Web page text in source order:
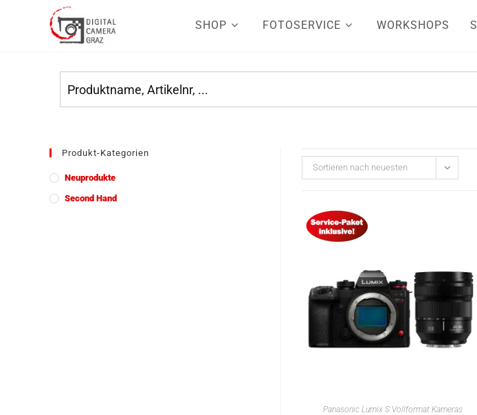
SHOP FOTOSERVICE WORKSHOPS
Produkt-Kategorien
Neuprodukte
Second Hand
Sortieren nach neuesten
IN DEN WARENKORB
Panasonic Lumix S Vollformat Kameras